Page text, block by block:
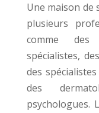
Une maison de
plusieurs
comme des
spécialistes,
des
des
psychologues.